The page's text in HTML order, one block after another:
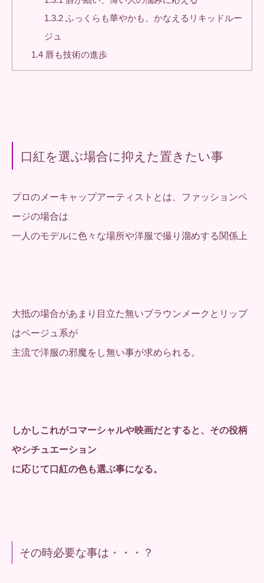
1.3.2 ふっくらも華やかも、かなえるリキッドルー
ジュ
1.4 唇も技術の進歩
口紅を選ぶ場合に抑えた置きたい事
プロのメーキャップアーティストとは、ファッションペ
ージの場合は
一人のモデルに色々な場所や洋服で撮り溜めする関係上
大抵の場合があまり目立た無いブラウンメークとリップ
はベージュ系が
主流で洋服の邪魔をし無い事が求められる。
しかしこれがコマーシャルや映画だとすると、その役柄
やシチュエーション
に応じて口紅の色も選ぶ事になる。
その時必要な事は・・・？